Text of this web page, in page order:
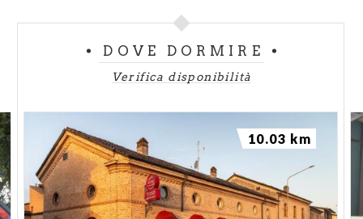
DOVE DORMIRE
Verifica disponibilità
10.03 km